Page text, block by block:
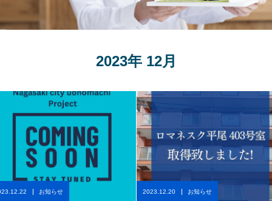
TOPICS
2023年 12月
お知らせ 2023.12.20 お知らせ